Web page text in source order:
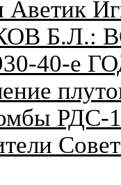
Аветик
Б.Л.:
40-е
РДС-1